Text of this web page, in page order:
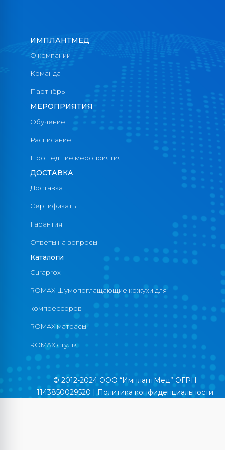
ИМПЛАНТМЕД
О компании
Команда
Партнёры
МЕРОПРИЯТИЯ
Обучение
Расписание
Прошедшие мероприятия
ДОСТАВКА
Доставка
Сертификаты
Гарантия
Ответы на вопросы
Каталоги
Curaprox
ROMAX Шумопоглащающие кожухи для
компрессоров
ROMAX матрасы
ROMAX стулья
© 2012-2024 ООО “ИмплантМед” ОГРН
1143850029520 |Политика конфиденциальности